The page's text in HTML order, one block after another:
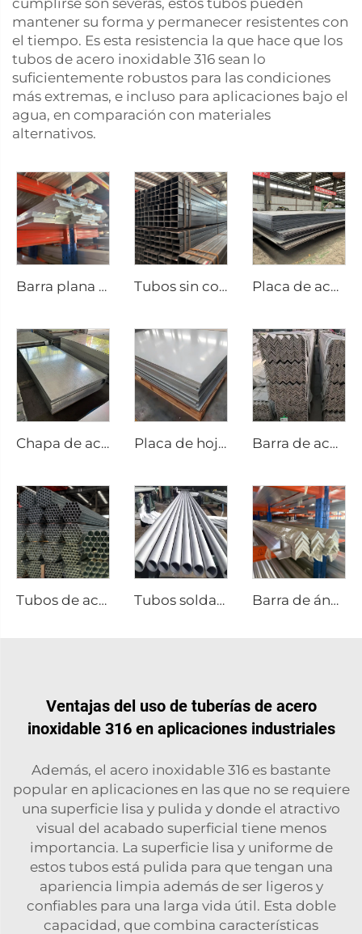
cumplirse son severas, estos tubos pueden
mantener su forma y permanecer resistentes con
el tiempo. Es esta resistencia la que hace que los
tubos de acero inoxidable 316 sean lo
suficientemente robustos para las condiciones
más extremas, e incluso para aplicaciones bajo el
agua, en comparación con materiales
alternativos.
Barra plana de aluminio Tubos sin costura de tubería cuadrada de acero al carbono Placa de acero al carbono, placa cuadrada de acero
Chapa de acero galvanizada ASTM Placa de hoja de acero inoxidable Barra de acero inoxidable personalizada en ángulo
Tubos de acero soldados galvanizados, tubo redondo GI Tubos soldados de acero inoxidable, tubos redondos Barra de ángulo de perfil de aluminio
Ventajas del uso de tuberías de acero
inoxidable 316 en aplicaciones industriales
Además, el acero inoxidable 316 es bastante
popular en aplicaciones en las que no se requiere
una superficie lisa y pulida y donde el atractivo
visual del acabado superficial tiene menos
importancia. La superficie lisa y uniforme de
estos tubos está pulida para que tengan una
apariencia limpia además de ser ligeros y
confiables para una larga vida útil. Esta doble
capacidad, que combina características